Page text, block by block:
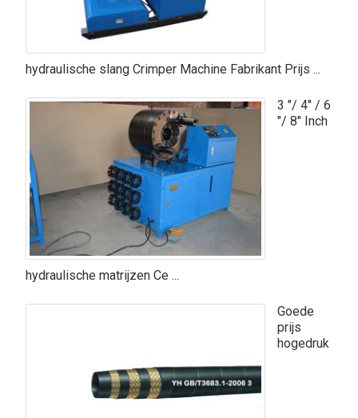
hydraulische slang Crimper Machine Fabrikant Prijs ...
3 "/ 4" / 6
"/ 8" Inch
hydraulische matrijzen Ce ...
Goede
prijs
hogedruk